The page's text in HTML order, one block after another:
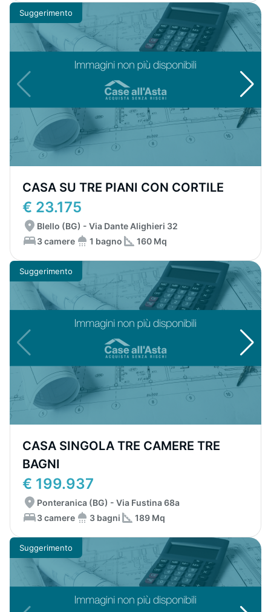
Suggerimento
CASA SU TRE PIANI CON CORTILE
€ 23.175
Blello (BG) - Via Dante Alighieri 32
3 camere
1 bagno 160 Mq
Suggerimento
CASA SINGOLA TRE CAMERE TRE
BAGNI
€ 199.937
Ponteranica (BG) - Via Fustina 68a
3 camere
3 bagni 189 Mq
Suggerimento